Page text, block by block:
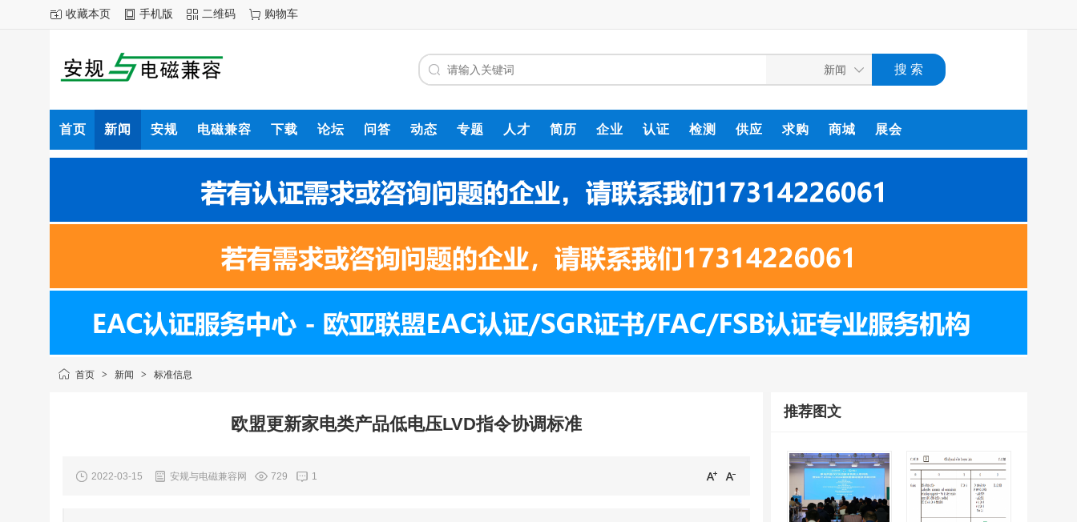
收藏本页 手机版 二维码 购物车
首页 新闻 安规 电磁兼容 下载 论坛 问答 动态 专题 人才 简历 企业 认证 检测 供应 求购 商城 展会
首页 > 新闻 > 标准信息
欧盟更新家电类产品低电压LVD指令协调标准
2022-03-15 安规与电磁兼容网 729 1
推荐图文